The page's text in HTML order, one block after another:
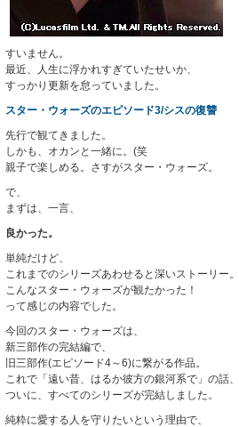
すいません。
最近、人生に浮かれすぎていたせいか、
すっかり更新を怠っていました。
スター・ウォーズのエピソード3/シスの復讐
先行で観てきました。
しかも、オカンと一緒に。(笑
親子で楽しめる。さすがスター・ウォーズ。
で、
まずは、一言、
良かった。
単純だけど、
これまでのシリーズあわせると深いストーリー。
こんなスター・ウォーズが観たかった！
って感じの内容でした。
今回のスター・ウォーズは、
新三部作の完結編で、
旧三部作(エピソード4～6)に繋がる作品。
これで「遠い昔、はるか彼方の銀河系で」の話、
ついに、すべてのシリーズが完結しました。
純粋に愛する人を守りたいという理由で、